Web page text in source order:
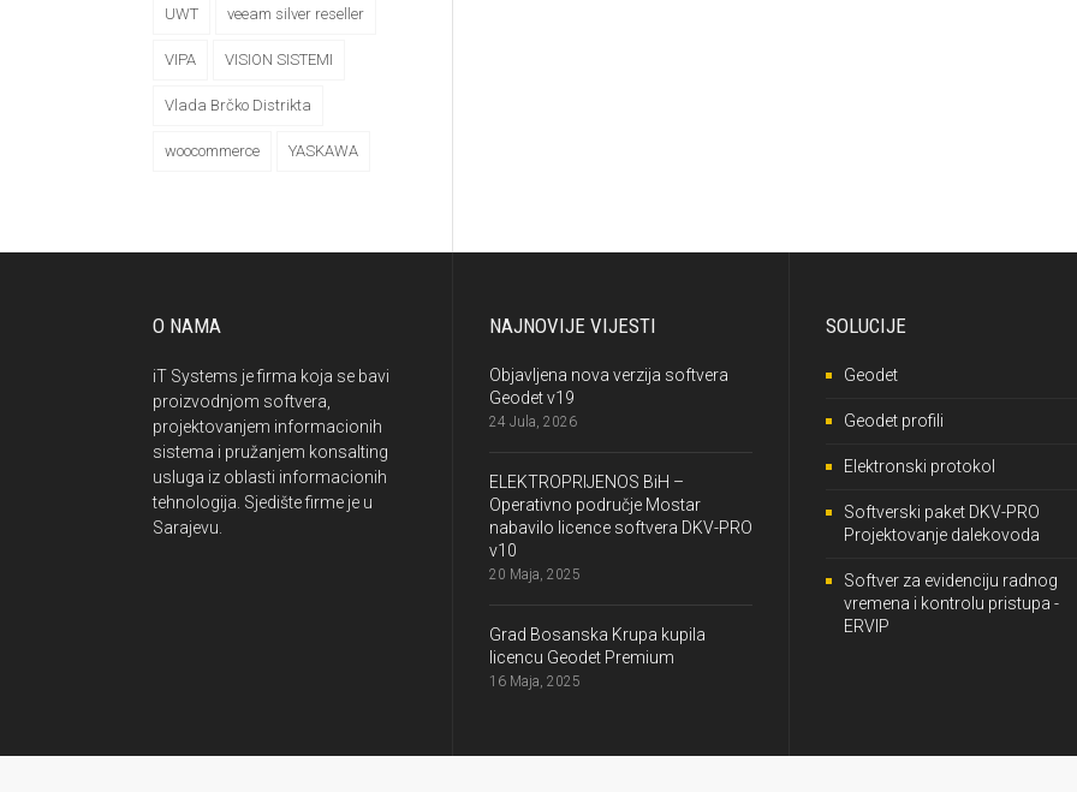
UWT veeam silver reseller
VIPA VISION SISTEMI
Vlada Brčko Distrikta
woocommerce YASKAWA
O NAMA
iT Systems je firma koja se bavi
proizvodnjom softvera,
projektovanjem informacionih
sistema i pružanjem konsalting
usluga iz oblasti informacionih
tehnologija. Sjedište firme je u
Sarajevu.
NAJNOVIJE VIJESTI
Objavljena nova verzija softvera
Geodet v19
24 Jula, 2026
ELEKTROPRIJENOS BiH –
Operativno područje Mostar
nabavilo licence softvera DKV-PRO
v10
20 Maja, 2025
Grad Bosanska Krupa kupila
licencu Geodet Premium
16 Maja, 2025
SOLUCIJE
Geodet
Geodet profili
Elektronski protokol
Softverski paket DKV-PRO
Projektovanje dalekovoda
Softver za evidenciju radnog
vremena i kontrolu pristupa -
ERVIP